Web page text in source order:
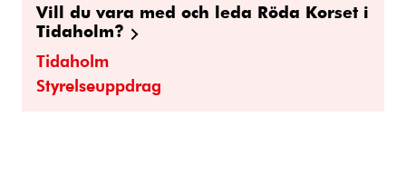
Vill du vara med och leda Röda Korset i
Tidaholm?
Tidaholm
Styrelseuppdrag